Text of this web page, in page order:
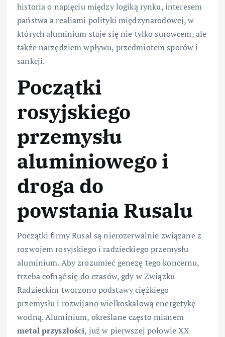
historia o napięciu między logiką rynku, interesem
państwa a realiami polityki międzynarodowej, w
których aluminium staje się nie tylko surowcem, ale
także narzędziem wpływu, przedmiotem sporów i
sankcji.
Początki
rosyjskiego
przemysłu
aluminiowego i
droga do
powstania Rusalu
Początki firmy Rusal są nierozerwalnie związane z
rozwojem rosyjskiego i radzieckiego przemysłu
aluminium. Aby zrozumieć genezę tego koncernu,
trzeba cofnąć się do czasów, gdy w Związku
Radzieckim tworzono podstawy ciężkiego
przemysłu i rozwijano wielkoskalową energetykę
wodną. Aluminium, określane często mianem
metal przyszłości, już w pierwszej połowie XX